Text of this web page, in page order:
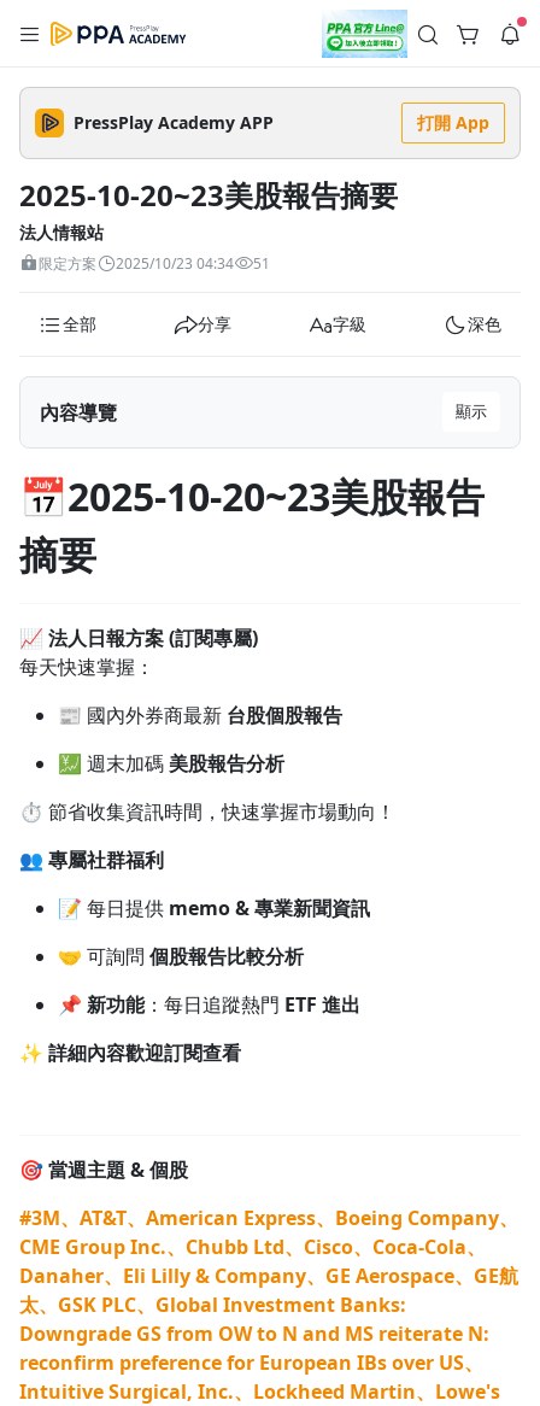
註冊領取 上千元優惠券！
公告
🌞 PPA 避暑津貼．冷氣房升級｜期間快閃活動
🥵 酷暑限時快閃｜單筆滿 NT$2,500 現折 NT$300、再贈最高
2% 點數回饋！🚀 酷暑來襲．偷偷在冷氣房升級 📈⭐️ 【冷氣房
進修 限時開跑】◾單筆滿 NT$2,500 現折 NT$300◾活動期間：
即日起 - 8/13（只有一週）-📣 酷暑季好康 \ 再加碼 /→ 點數回饋
無上限🔥購買任一課程 or 訂閱✅ 消費即享回饋 1% 點數✅ 滿
$5,000 回饋 2% 點數🎁 此為 PPA 官方帳號 Line@ 專屬活動，加
4 天前
查看全部
PressPlay Academy APP 打開 App
2025-10-20~23美股報告摘要
法人情報站
限定方案 2025/10/23 04:34 51
全部 分享 字級 深色
內容導覽 顯示
📅2025-10-20~23美股報告
摘要
📈 法人日報方案 (訂閱專屬)
每天快速掌握：
📰 國內外券商最新 台股個股報告
💹 週末加碼 美股報告分析
⏱️ 節省收集資訊時間，快速掌握市場動向！
👥 專屬社群福利
📝 每日提供 memo & 專業新聞資訊
🤝 可詢問 個股報告比較分析
📌 新功能：每日追蹤熱門 ETF 進出
✨ 詳細內容歡迎訂閱查看
🎯當週主題 & 個股
#3M、AT&T、American Express、Boeing Company、
CME Group Inc.、Chubb Ltd、Cisco、Coca-Cola、
Danaher、Eli Lilly & Company、GE Aerospace、GE航
太、GSK PLC、Global Investment Banks:
Downgrade GS from OW to N and MS reiterate N:
reconfirm preference for European IBs over US、
Intuitive Surgical, Inc.、Lockheed Martin、Lowe's
--:-- --:--
播放速度
0.75x
追蹤列表 播放清單
去逛逛